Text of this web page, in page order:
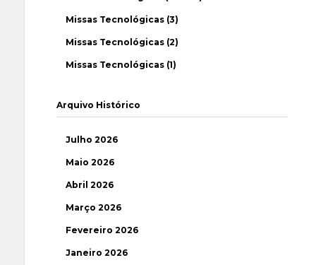
Missas Tecnológicas (3)
Missas Tecnológicas (2)
Missas Tecnológicas (1)
Arquivo Histórico
Julho 2026
Maio 2026
Abril 2026
Março 2026
Fevereiro 2026
Janeiro 2026